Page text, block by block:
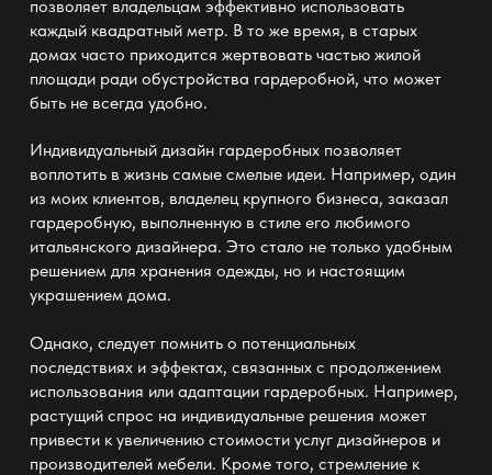
позволяет владельцам эффективно использовать
каждый квадратный метр. В то же время, в старых
домах часто приходится жертвовать частью жилой
площади ради обустройства гардеробной, что может
быть не всегда удобно.
Индивидуальный дизайн гардеробныхпозволяет
воплотить в жизнь самые смелые идеи. Например, один
из моих клиентов, владелец крупного бизнеса, заказал
гардеробную, выполненную в стиле его любимого
итальянского дизайнера. Это стало не только удобным
решением для хранения одежды, но и настоящим
украшением дома.
Однако, следует помнить о потенциальных
последствиях и эффектах, связанных с продолжением
использования или адаптации гардеробных. Например,
растущий спрос на индивидуальные решения может
привести к увеличению стоимости услуг дизайнеров и
производителей мебели. Кроме того, стремление к